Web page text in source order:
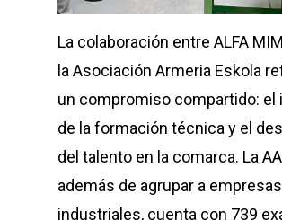
La colaboración entre ALFA
la Asociación Armeria Eskola
un compromiso compartido: el
de la formación técnica y el
del talento en la comarca. La
además de agrupar a empresas
industriales, cuenta con 739